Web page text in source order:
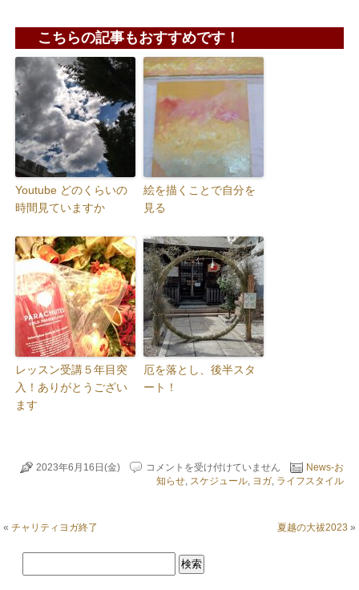
こちらの記事もおすすめです！
Youtube どのくらいの
時間見ていますか
絵を描くことで自分を
見る
レッスン受講５年目突
入！ありがとうござい
ます
厄を落とし、後半スタ
ート！
2023年6月16日(金)
毎
と
コメントを受け付けていません
News-お
知らせ, スケジュール, ヨガ, ライフスタイル
«チャリティヨガ終了 夏越の大祓2023 »